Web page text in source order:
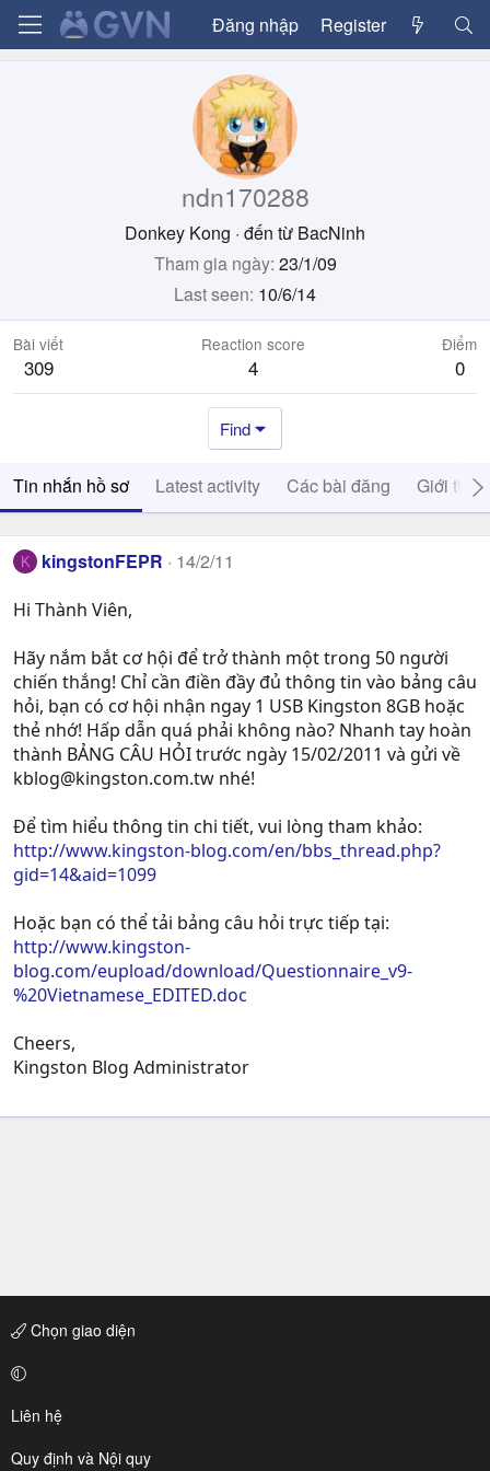
Đăng nhập Register
ndn170288
Donkey Kong · đến từ BacNinh
Tham gia ngày 23/1/09
Last seen 10/6/14
Bài viết
309
Reaction score
4
Điểm
0
Find
Tin nhắn hồ sơ Latest activity Các bài đăng Giới thiệu
K kingstonFEPR 14/2/11
Hi Thành Viên,
Hãy nắm bắt cơ hội để trở thành một trong 50 người
chiến thắng! Chỉ cần điền đầy đủ thông tin vào bảng câu
hỏi, bạn có cơ hội nhận ngay 1 USB Kingston 8GB hoặc
thẻ nhớ! Hấp dẫn quá phải không nào? Nhanh tay hoàn
thành BẢNG CÂU HỎI trước ngày 15/02/2011 và gửi về
kblog@kingston.com.tw nhé!
Để tìm hiểu thông tin chi tiết, vui lòng tham khảo:
http://www.kingston-blog.com/en/bbs_thread.php?
gid=14&aid=1099
Hoặc bạn có thể tải bảng câu hỏi trực tiếp tại:
http://www.kingston-
blog.com/eupload/download/Questionnaire_v9-
%20Vietnamese_EDITED.doc
Cheers,
Kingston Blog Administrator
Chọn giao diện
Liên hệ
Quy định và Nội quy